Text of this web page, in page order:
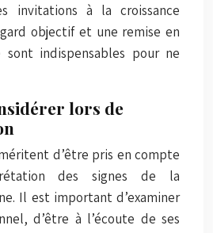
invitations à la croissance
objectif et une remise en
sont indispensables pour ne
lors de
d’être pris en compte
des signes de la
Il est important d’examiner
d’être à l’écoute de ses